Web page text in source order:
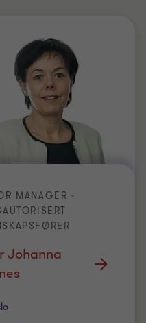
Johanna
MANAGER -